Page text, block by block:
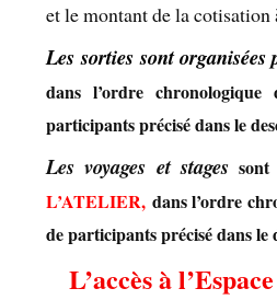
et le montant de la cotisation
Lessorties sont organisées
dans l’ordre
participants précisé dans le
Les voyages et stagessont
L’ATELIER, dans l’ordre
de participants précisé dans le
L’accès à